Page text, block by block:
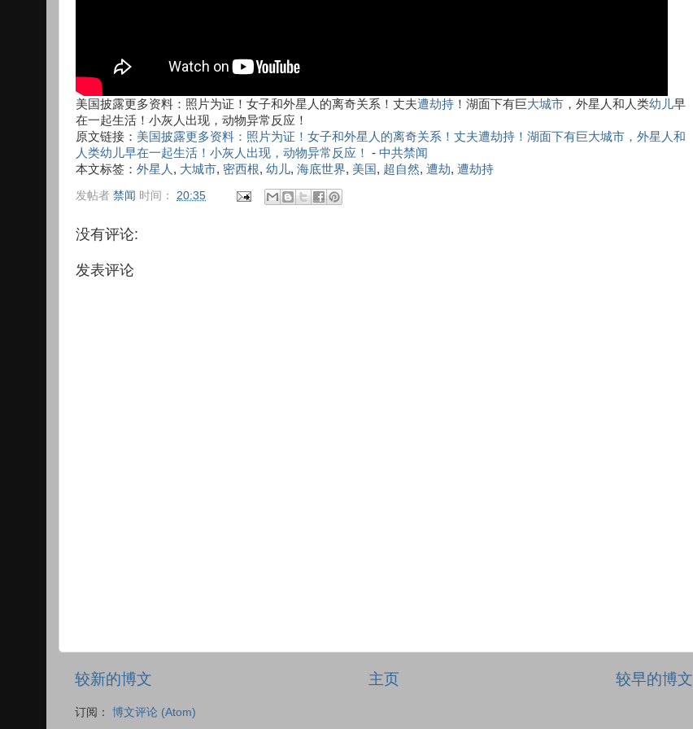
美国披露更多资料：照片为证！女子和外星人的离奇关系！丈夫遭劫持 ！湖面下有巨大城市 ，外星人和人类幼儿早
在一起生活！小灰人出现，动物异常反应！
原文链接： 美国披露更多资料：照片为证！女子和外星人的离奇关系！丈夫遭劫持！湖面下有巨大城市，外星人和
人类幼儿早在一起生活！小灰人出现，动物异常反应！
- 中共禁闻
本文标签： 外星人, 大城市, 密西根, 幼儿, 海底世界, 美国 , 超自然, 遭劫, 遭劫持
发帖者 禁闻 时间： 20:35
没有评论:
发表评论
较新的博文 较早的博文
主页
订阅： 博文评论 (Atom)